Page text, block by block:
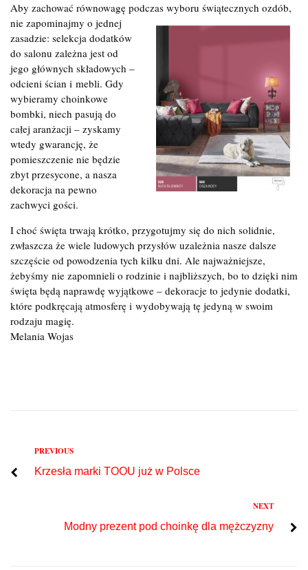
Aby zachować równowagę podczas wyboru świątecznych ozdób,
nie zapominajmy o jednej
zasadzie: selekcja dodatków
do salonu zależna jest od
jego głównych składowych –
odcieni ścian i mebli. Gdy
wybieramy choinkowe
bombki, niech pasują do
całej aranżacji – zyskamy
wtedy gwarancję, że
pomieszczenie nie będzie
zbyt przesycone, a nasza
dekoracja na pewno
zachwyci gości.
I choć święta trwają krótko, przygotujmy się do nich solidnie,
zwłaszcza że wiele ludowych przysłów uzależnia nasze dalsze
szczęście od powodzenia tych kilku dni. Ale najważniejsze,
żebyśmy nie zapomnieli o rodzinie i najbliższych, bo to dzięki nim
święta będą naprawdę wyjątkowe – dekoracje to jedynie dodatki,
które podkręcają atmosferę i wydobywają tę jedyną w swoim
rodzaju magię.
Melania Wojas
Nawigacja
wpisu
Previous
PREVIOUS
Krzesła marki TOOU już w Polsce
NEXT
Modny prezent pod choinkę dla mężczyzny